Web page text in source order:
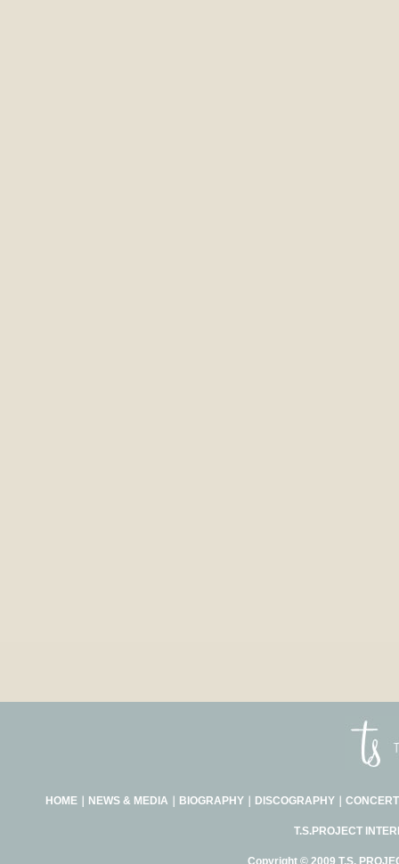
HOME｜ NEWS & MEDIA BIOGRAPHY｜ DISCOGRAPHY｜
T.S.PROJECT
Copyright © 2009 T.S.